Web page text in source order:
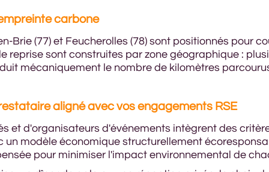
carbone
Brie (77) et Feucherolles (78) sont positionnés pour
reprise sont construites par zone géographique :
mécaniquement le nombre de kilomètres
aligné avec vos engagements RSE
et d'organisateurs d'événements intègrent des
un modèle économique structurellement
pour minimiser l'impact environnemental de